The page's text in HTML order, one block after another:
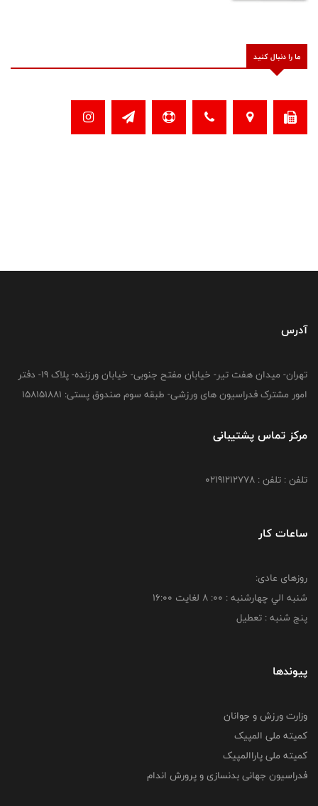
ما را دنبال کنید
آدرس
تهران- میدان هفت تیر- خیابان مفتح جنوبی- خیابان ورزنده- پلاک 19- دفتر
امور مشترک فدراسیون های ورزشی- طبقه سوم صندوق پستی: 158151881
مرکز تماس پشتیبانی
تلفن : تلفن : 02191212778
ساعات کار
روزهای عادی:
شنبه الي چهارشنبه : 00: 8 لغايت 16:00
پنج شنبه : تعطیل
پیوندها
وزارت ورزش و جوانان
کمیته ملی المپیک
کمیته ملی پاراالمپیک
فدراسیون جهانی بدنسازی و پرورش اندام